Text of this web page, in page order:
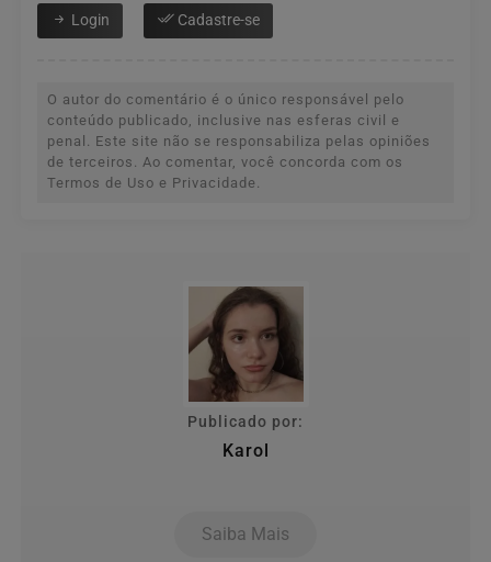
Login Cadastre-se
O autor do comentário é o único responsável pelo
conteúdo publicado, inclusive nas esferas civil e
penal. Este site não se responsabiliza pelas opiniões
de terceiros. Ao comentar, você concorda com os
Termos de Uso e Privacidade.
Publicado por:
Karol
Saiba Mais